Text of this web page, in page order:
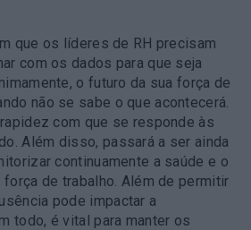
que os líderes de RH precisam
com os dados para que seja
o futuro da sua força de
não se sabe o que acontecerá.
com que se responde às
Além disso, passará a ser ainda
continuamente a saúde e o
de trabalho. Além de permitir
pode impactar a
todo, é vital para manter os